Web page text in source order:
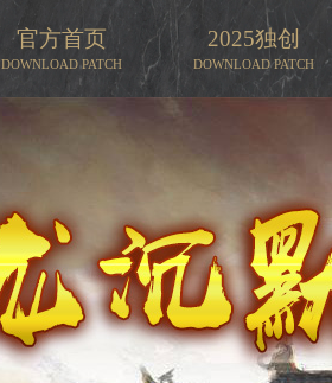
官方首页
DOWNLOAD PATCH
2025独创
DOWNLOAD PATCH